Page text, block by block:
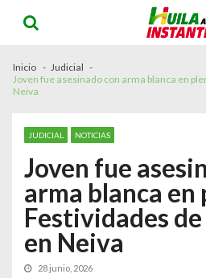
navigation
content
Inicio
Judicial
Joven fue asesinado con arma blanca en
Neiva
JUDICIAL NOTICIAS
Joven fue
arma blanca en
Festividades de
en Neiva
28 junio, 2026